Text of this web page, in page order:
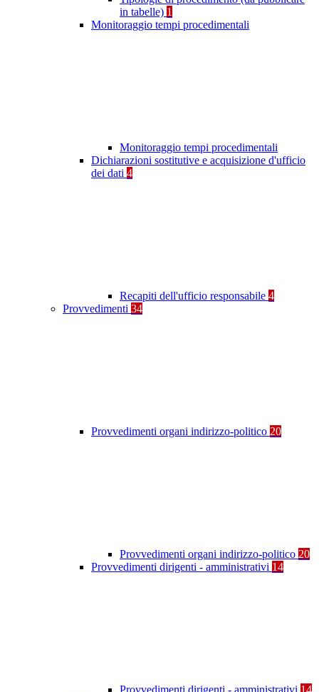
in tabelle) 1
Monitoraggio tempi procedimentali
Monitoraggio tempi procedimentali
Dichiarazioni sostitutive e acquisizione d'ufficio
dei dati 4
Recapiti dell'ufficio responsabile 4
Provvedimenti 34
Provvedimenti organi indirizzo-politico 20
Provvedimenti organi indirizzo-politico 20
Provvedimenti dirigenti - amministrativi 14